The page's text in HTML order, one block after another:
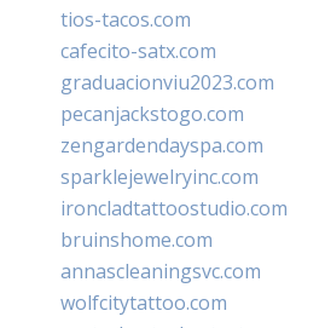
tios-tacos.com
cafecito-satx.com
graduacionviu2023.com
pecanjackstogo.com
zengardendayspa.com
sparklejewelryinc.com
ironcladtattoostudio.com
bruinshome.com
annascleaningsvc.com
wolfcitytattoo.com